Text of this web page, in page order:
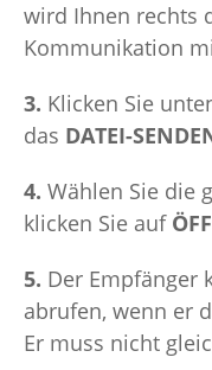
wird Ihnen rechts
Kommunikation
3. Klicken Sie
das DATEI-
4. Wählen Sie die
klicken Sie auf
5. Der Empfänger
abrufen, wenn er
Er muss nicht